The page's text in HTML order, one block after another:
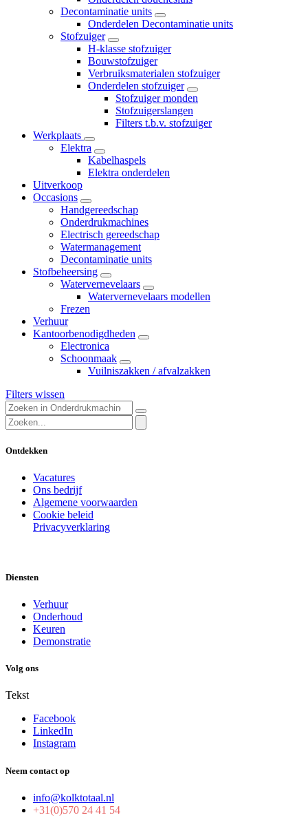
Decontaminatie units
Onderdelen Decontaminatie units
Stofzuiger
H-klasse stofzuiger
Bouwstofzuiger
Verbruiksmaterialen stofzuiger
Onderdelen stofzuiger
Stofzuiger monden
Stofzuigerslangen
Filters t.b.v. stofzuiger
Werkplaats
Elektra
Kabelhaspels
Elektra onderdelen
Uitverkoop
Occasions
Handgereedschap
Onderdrukmachines
Electrisch gereedschap
Watermanagement
Decontaminatie units
Stofbeheersing
Watervernevelaars
Watervernevelaars modellen
Frezen
Verhuur
Kantoorbenodigdheden
Electronica
Schoonmaak
Vuilniszakken / afvalzakken
Filters wissen
Ontdekken
Vacatures
Ons bedrijf
Algemene voorwaarden
Cookie beleid
Privacyverklaring
Diensten
Verhuur
Onderhoud
Keuren
Demonstratie
Volg ons
Tekst
Facebook
LinkedIn
Instagram
Neem contact op
info@kolktotaal.nl
+31(0)570 24 41 54